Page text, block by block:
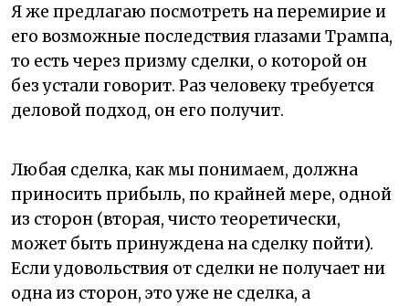
Я же предлагаю посмотреть на перемирие и
его возможные последствия глазами Трампа,
то есть через призму сделки, о которой он
без устали говорит. Раз человеку требуется
деловой подход, он его получит.
Любая сделка, как мы понимаем, должна
приносить прибыль, по крайней мере, одной
из сторон (вторая, чисто теоретически,
может быть принуждена на сделку пойти).
Если удовольствия от сделки не получает ни
одна из сторон, это уже не сделка, а